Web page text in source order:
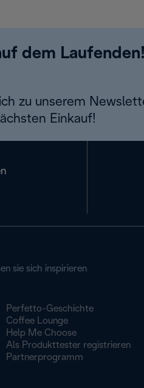
dem Laufenden!
zu unserem
Einkauf!
sie sich inspirieren
Perfetto-Geschichte
Coffee Lounge
Help Me Choose
Als Produkttester registrieren
Partnerprogramm